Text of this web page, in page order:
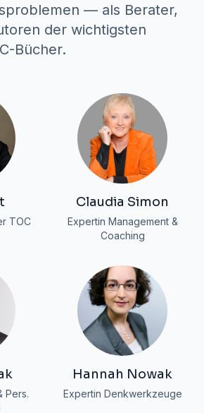
— als Berater,
der wichtigsten
Bücher.
TOC
Claudia Simon
Expertin Management &
Coaching
Pers.
Hannah Nowak
Expertin Denkwerkzeuge